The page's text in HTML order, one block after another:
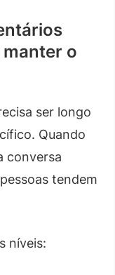
o
ser longo
Quando
conversa
tendem
níveis: